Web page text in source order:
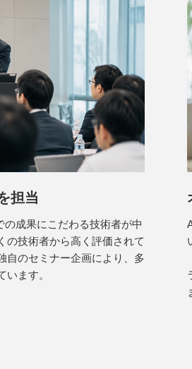
担当
成果にこだわる技術者が中
の技術者から高く評価されて
自のセミナー企画により、多
ます。